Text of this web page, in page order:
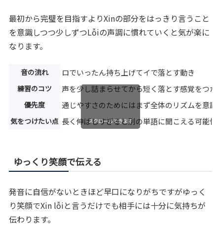
最初から完璧を目指すよりXinの部分をはっきり言うこと
を意識しつつ少しずつLỗiの声調に慣れていくと気が楽に
なります。
音の流れ ロでいったん持ち上げてイで落とす動き
練習のコツ 声を少し詰まらせてから短く落とす感覚をつか
優先度 通じやすさのためにはまず全体のリズムを意識
気をつけたい点 長く伸ばしすぎると別の単語に聞こえる可能性
スクロールできます
ゆっくり笑顔で伝える
発音に自信がないときほど早口になりがちですがゆっく
り笑顔でXin lỗiと言うだけでも相手には十分に気持ちが
伝わります。